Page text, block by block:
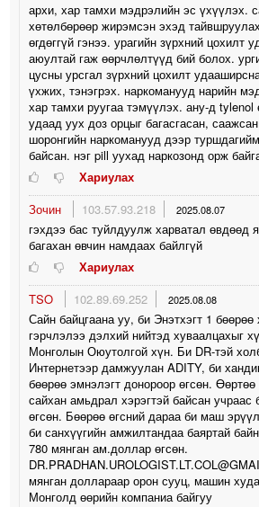
архи, хар тамхи мэдрэлийн эс үхүүлэх.
хөтөлбөрөөр жирэмсэн эхэд
өгдөггүй гэнээ. урагийн зүрхний цохилт
аюултай гаж өөрчлөлтүүд бий болох.
цусны урсгал зүрхний цохилт
үхжих, тэнэгрэх. наркоманууд нарийн
хар тамхи руугаа тэмүүлэх. ану-д tylenol
удаад уух доз орцыг багасгасан,
шоронгийн наркоманууд дээр
байсан. нэг pill уухад наркозонд орж
Хариулах
Зочин
103.57.93.218 2025.08.07
гэхдээ бас туйлдуулж харватал өвдөөд
багахан өвчин намдаах байлгүй
Хариулах
TSO
102.89.69.252 2025.08.08
Сайн байцгаана уу, би Энэтхэгт 1 бөөрөө
гэрчлэлээ дэлхий нийтэд хуваалцахыг
Монголын Оюутолгой хүн. Би DR-тэй
Интернетээр дамжуулан ADITY, би
бөөрөө эмнэлэгт донороор өгсөн.
сайхан амьдрал хэрэгтэй байсан учраас
өгсөн. Бөөрөө өгсний дараа би маш
би санхүүгийн амжилтандаа баяртай
780 мянган ам.доллар өгсөн.
мянган доллараар орон сууц, машин
Монголд өөрийн компаниа байгуу